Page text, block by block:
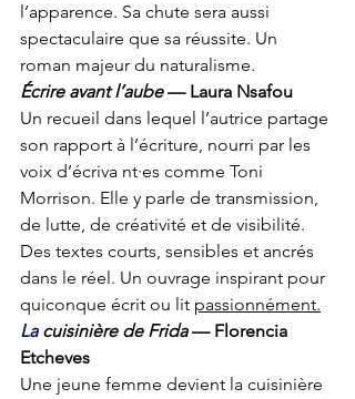
l’apparence. Sa chute sera aussi
spectaculaire que sa réussite. Un
roman majeur du naturalisme.
Écrire avant l’aube — Laura Nsafou
Un recueil dans lequel l’autrice partage
son rapport à l’écriture, nourri par les
voix d’écriva nt·es comme Toni
Morrison. Elle y parle de transmission,
de lutte, de créativité et de visibilité.
Des textes courts, sensibles et ancrés
dans le réel. Un ouvrage inspirant pour
quiconque écrit ou lit passionnément.
La cuisinière de Frida — Florencia
Etcheves
Une jeune femme devient la cuisinière